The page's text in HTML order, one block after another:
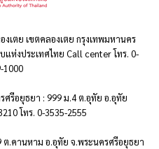
เตย เขตคลองเตย กรุงเทพมหานคร
ห่งประเทศไทย Call center โทร. 0-
1000
รีอยุธยา : 999 ม.4 ต.อุทัย อ.อุทัย
โทร. 0-3535-2555
.คานหาม อ.อุทัย จ.พระนครศรีอยุธยา